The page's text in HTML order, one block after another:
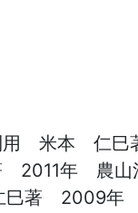
用 米本 仁
年 農山
巳著 2009年